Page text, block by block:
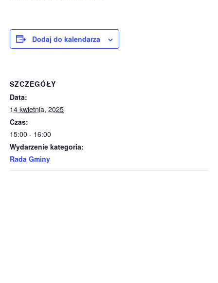
Dodaj do kalendarza
SZCZEGÓŁY
Data:
14 kwietnia, 2025
Czas:
15:00 - 16:00
Wydarzenie kategoria:
Rada Gminy